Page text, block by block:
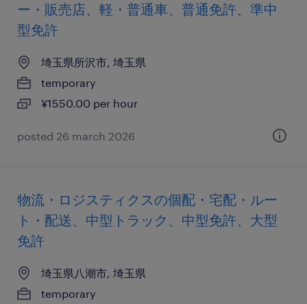
ー・販売店、軽・普通車、普通免許、準中
型免許
埼玉県所沢市, 埼玉県
temporary
¥1550.00 per hour
posted 26 march 2026
物流・ロジスティクスの個配・宅配・ルー
ト・配送、中型トラック、中型免許、大型
免許
埼玉県八潮市, 埼玉県
temporary